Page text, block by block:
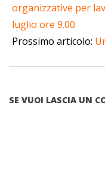
31
organizzative per
luglio ore 9.00
Prossimo articolo:
SE VUOI LASCIA UN